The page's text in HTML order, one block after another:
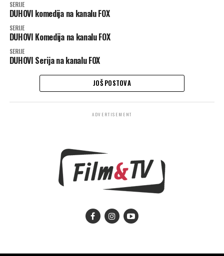
SERIJE
DUHOVI komedija na kanalu FOX
SERIJE
DUHOVI Komedija na kanalu FOX
SERIJE
DUHOVI Serija na kanalu FOX
JOŠ POSTOVA
ADVERTISEMENT